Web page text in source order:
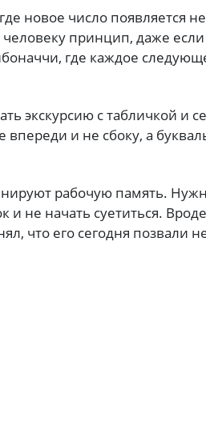
новое число появляется
принцип, даже
где каждое
экскурсию с табличкой
впереди и не сбоку, а
рабочую память.
и не начать суетиться.
что его сегодня позвали